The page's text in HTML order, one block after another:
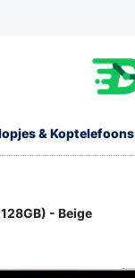
& Koptelefoons
- Beige